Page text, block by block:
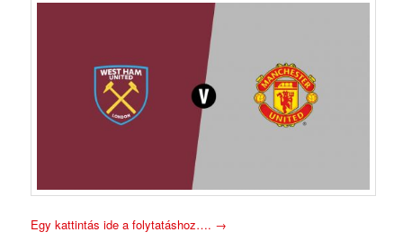
Egy kattintás ide a folytatáshoz…. →